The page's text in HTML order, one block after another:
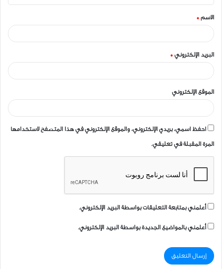
ق
*الاسم *
البريد الإلكتروني *
الموقع الإلكتروني
احفظ اسمي، بريدي الإلكتروني، والموقع الإلكتروني في هذا المتصفح لاستخدامها
المرة المقبلة في تعليقي.
أعلمني بمتابعة التعليقات بواسطة البريد الإلكتروني.
أعلمني بالمواضيع الجديدة بواسطة البريد الإلكتروني.